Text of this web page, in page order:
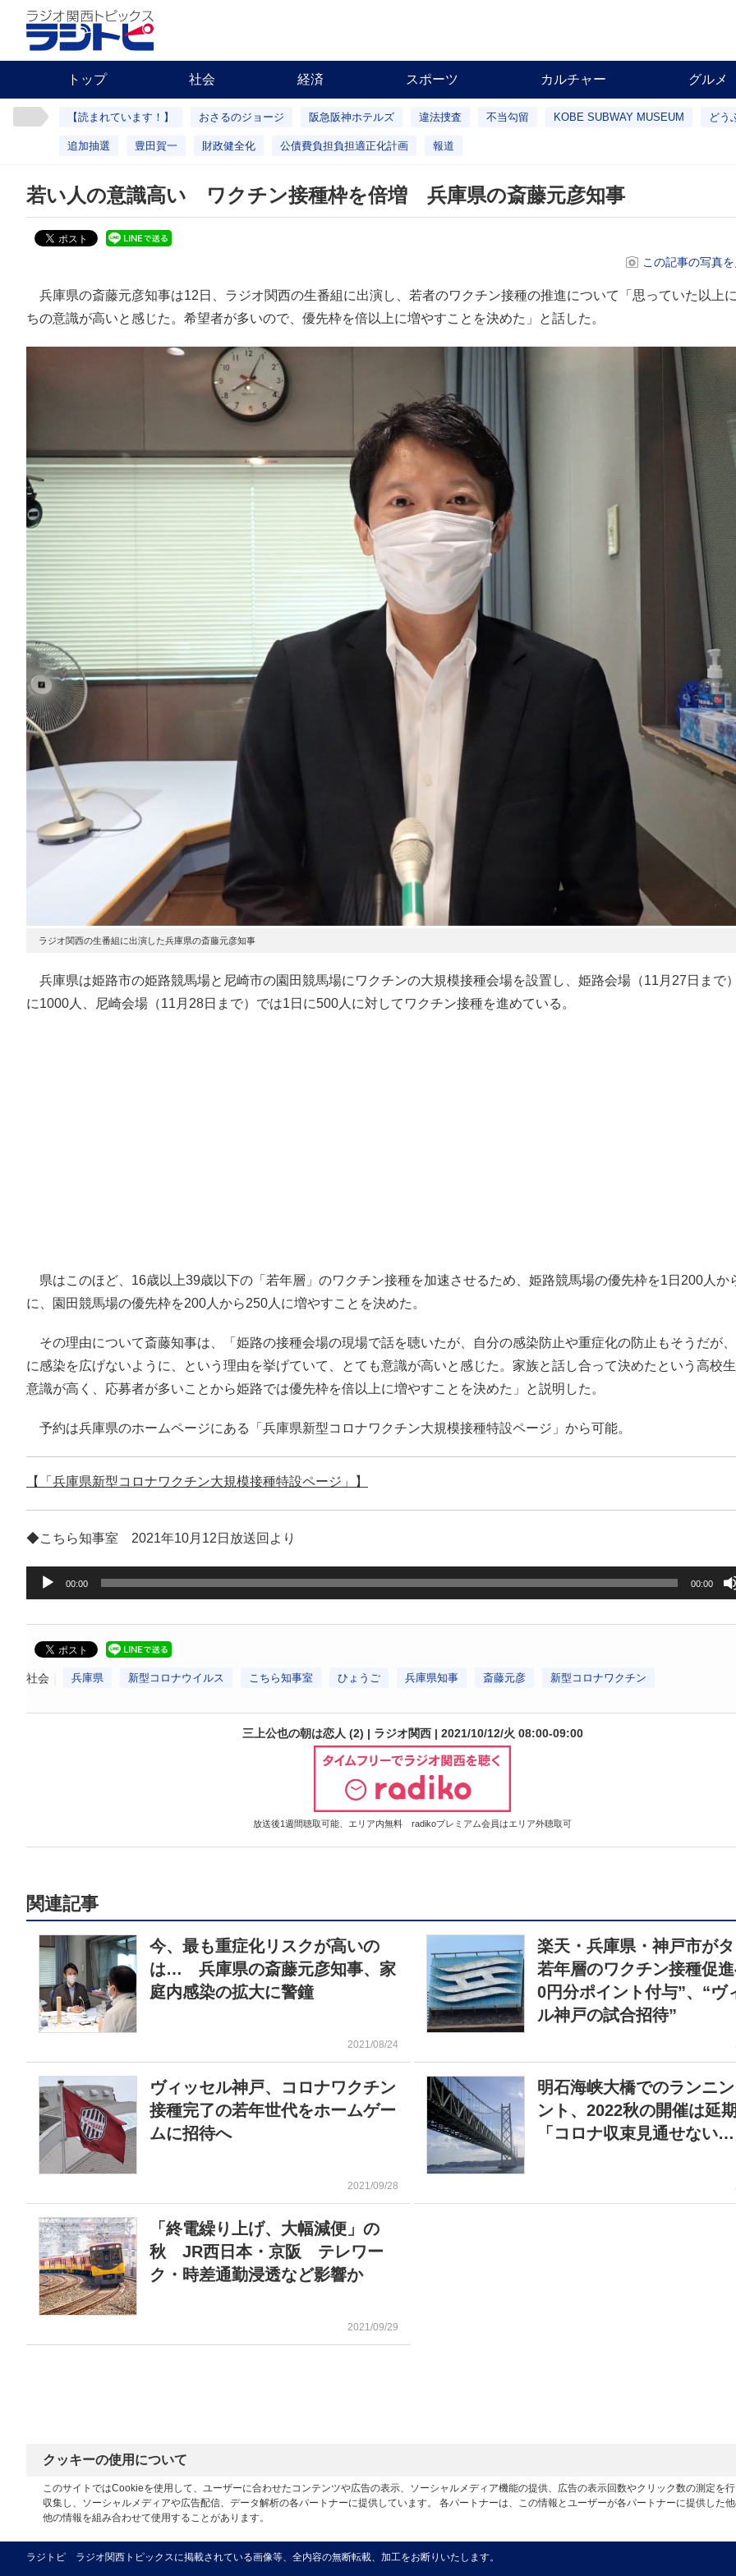
トップ 社会 経済 スポーツ カルチャー グルメ
【読まれています！】 おさるのジョージ 阪急阪神ホテルズ 違法捜査 不当勾留 KOBE SUBWAY MUSEUM どう
追加抽選 豊田賀一 財政健全化 公債費負担負担適正化計画 報道
若い人の意識高い ワクチン接種枠を倍増 兵庫県の斎藤元彦知事
この記事の写真
兵庫県の斎藤元彦知事は12日、ラジオ関西の生番組に出演し、若者のワクチン接種の推進について「思っていた以上
ちの意識が高いと感じた。希望者が多いので、優先枠を倍以上に増やすことを決めた」と話した。
ラジオ関西の生番組に出演した兵庫県の斎藤元彦知事
兵庫県は姫路市の姫路競馬場と尼崎市の園田競馬場にワクチンの大規模接種会場を設置し、姫路会場（11月27日まで
に1000人、尼崎会場（11月28日まで）では1日に500人に対してワクチン接種を進めている。
県はこのほど、16歳以上39歳以下の「若年層」のワクチン接種を加速させるため、姫路競馬場の優先枠を1日200人か
に、園田競馬場の優先枠を200人から250人に増やすことを決めた。
その理由について斎藤知事は、「姫路の接種会場の現場で話を聴いたが、自分の感染防止や重症化の防止もそうだが
に感染を広げないように、という理由を挙げていて、とても意識が高いと感じた。家族と話し合って決めたという高校
意識が高く、応募者が多いことから姫路では優先枠を倍以上に増やすことを決めた」と説明した。
予約は兵庫県のホームページにある「兵庫県新型コロナワクチン大規模接種特設ページ」から可能。
【「兵庫県新型コロナワクチン大規模接種特設ページ」】
◆こちら知事室 2021年10月12日放送回より
声
プ
レ
ー
00:00 00:00
社会 兵庫県 新型コロナウイルス こちら知事室 ひょうご 兵庫県知事 斎藤元彦 新型コロナワクチン
三上公也の朝は恋人 (2) | ラジオ関西 | 2021/10/12/火 08:00-09:00
放送後1週間聴取可能、エリア内無料 radikoプレミアム会員はエリア外聴取可
関連記事
今、最も重症化リスクが高いの
は… 兵庫県の斎藤元彦知事、家
庭内感染の拡大に警鐘
2021/08/24
楽天・兵庫県・神戸市が
若年層のワクチン接種促
0円分ポイント付与”、“ヴ
ル神戸の試合招待”
ヴィッセル神戸、コロナワクチン
接種完了の若年世代をホームゲー
ムに招待へ
2021/09/28
明石海峡大橋でのランニ
ント、2022秋の開催は
「コロナ収束見通せない
「終電繰り上げ、大幅減便」の
秋 JR西日本・京阪 テレワー
ク・時差通勤浸透など影響か
2021/09/29
クッキーの使用について
このサイトではCookieを使用して、ユーザーに合わせたコンテンツや広告の表示、ソーシャルメディア機能の提供、広告の表示回数やクリック数の測定を
収集し、ソーシャルメディアや広告配信、データ解析の各パートナーに提供しています。 各パートナーは、この情報とユーザーが各パートナーに提供した
他の情報を組み合わせて使用することがあります。
ラジトピ ラジオ関西トピックスに掲載されている画像等、全内容の無断転載、加工をお断りいたします。